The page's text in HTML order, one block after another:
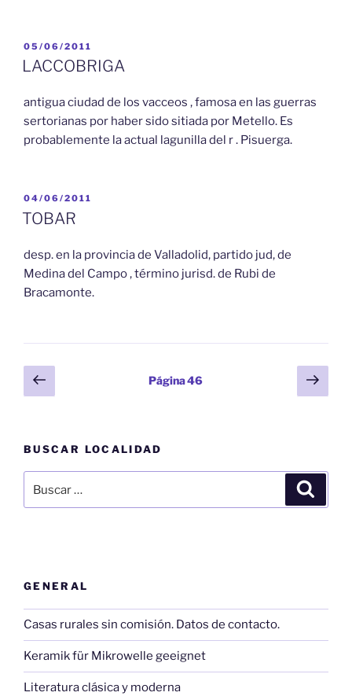
PUBLICADO
EL
05/06/2011
LACCOBRIGA
antigua ciudad de los vacceos , famosa en las guerras
sertorianas por haber sido sitiada por Metello. Es
probablemente la actual lagunilla del r . Pisuerga.
PUBLICADO
EL
04/06/2011
TOBAR
desp. en la provincia de Valladolid, partido jud, de
Medina del Campo , término jurisd. de Rubi de
Bracamonte.
Paginación
de
Página
anterior
Página46
BUSCAR LOCALIDAD
por:
GENERAL
Casas rurales sin comisión. Datos de contacto.
Keramik für Mikrowelle geeignet
Literatura clásica y moderna